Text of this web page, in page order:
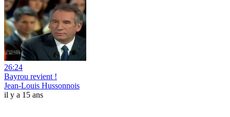
26:24
Bayrou revient !
Jean-Louis Hussonnois
il y a 15 ans